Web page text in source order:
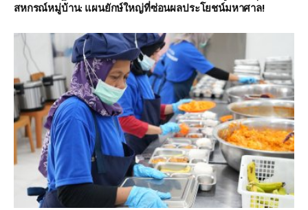
สหกรณ์หมู่บ้าน: แผนยักษ์ใหญ่ที่ซ่อนผลประโยชน์มหาศาล!